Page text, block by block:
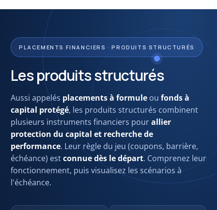
PLACEMENTS FINANCIERS · PRODUITS STRUCTURÉS
Les produits structurés
Aussi appelés placements à formule ou fonds à
capital protégé, les produits structurés combinent
plusieurs instruments financiers pourallier
protection du capital et recherche de
performance. Leur règle du jeu (coupons, barrière,
échéance) estconnue dès le départ. Comprenez leur
fonctionnement, puis visualisez les scénarios à
l'échéance.